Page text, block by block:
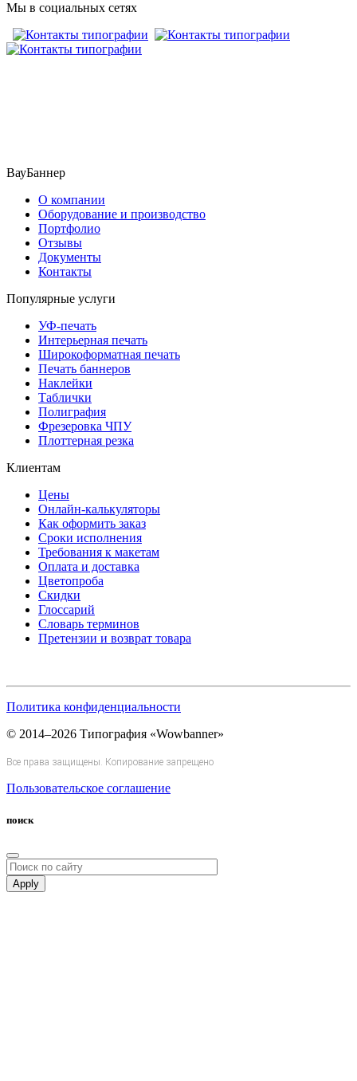
Мы в социальных сетях
ВауБаннер
О компании
Оборудование и производство
Портфолио
Отзывы
Документы
Контакты
Популярные услуги
УФ-печать
Интерьерная печать
Широкоформатная печать
Печать баннеров
Наклейки
Таблички
Полиграфия
Фрезеровка ЧПУ
Плоттерная резка
Клиентам
Цены
Онлайн-калькуляторы
Как оформить заказ
Сроки исполнения
Требования к макетам
Оплата и доставка
Цветопроба
Скидки
Глоссарий
Словарь терминов
Претензии и возврат товара
Политика конфиденциальности
© 2014–2026 Типография «Wowbanner»
Все права защищены. Копирование запрещено
Пользовательское соглашение
поиск